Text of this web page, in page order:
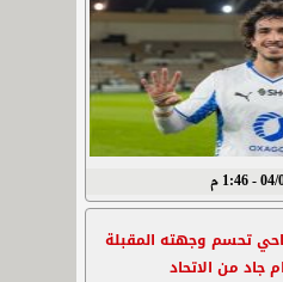
م
تحسم وجهته المقبلة
جاد من الاتحاد